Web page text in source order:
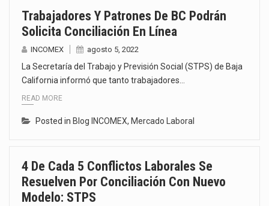
El Departamento de Agricultura de Estados Unidos (USDA) suspendió el 5 de agosto de 2026…
Trabajadores Y Patrones De BC Podrán
Solicita Conciliación En Línea
INCOMEX agosto 5, 2022
La Secretaría del Trabajo y Previsión Social (STPS) de Baja
California informó que tanto trabajadores…
READ MORE
Posted in Blog INCOMEX, Mercado Laboral
4 De Cada 5 Conflictos Laborales Se
Resuelven Por Conciliación Con Nuevo
Modelo: STPS